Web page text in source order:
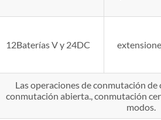
12Baterías V y 24DC
Las operaciones de conmutación de
conmutación abierta., conmutación
modos.